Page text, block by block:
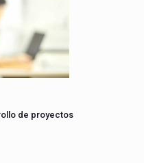
de proyectos